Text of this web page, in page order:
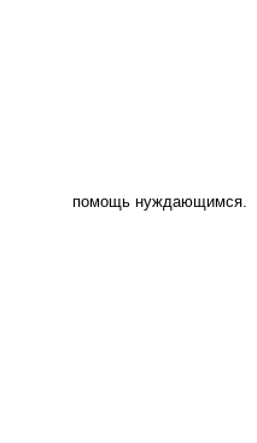
помощь нуждающимся.